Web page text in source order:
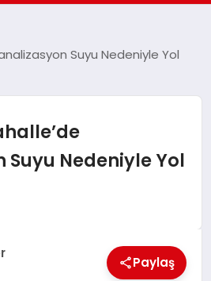
Suyu Nedeniyle Yol
Suyu Nedeniyle Yol
Paylaş